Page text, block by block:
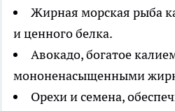
Жирная морская рыба
и ценного белка.
Авокадо, богатое
мононенасыщенными
Орехи и семена,